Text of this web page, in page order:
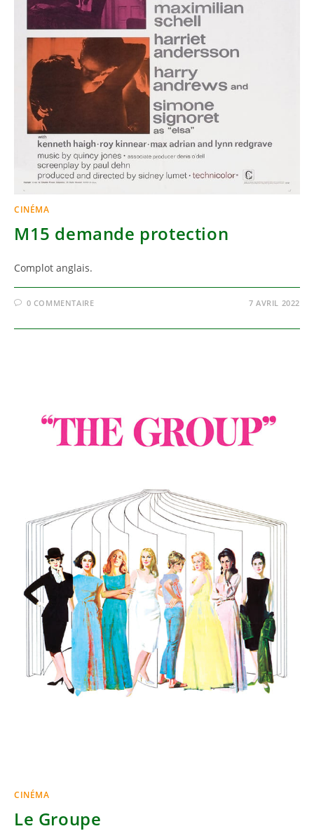
CINÉMA
M15 demande protection
Complot anglais.
0 COMMENTAIRE 7 AVRIL 2022
CINÉMA
Le Groupe